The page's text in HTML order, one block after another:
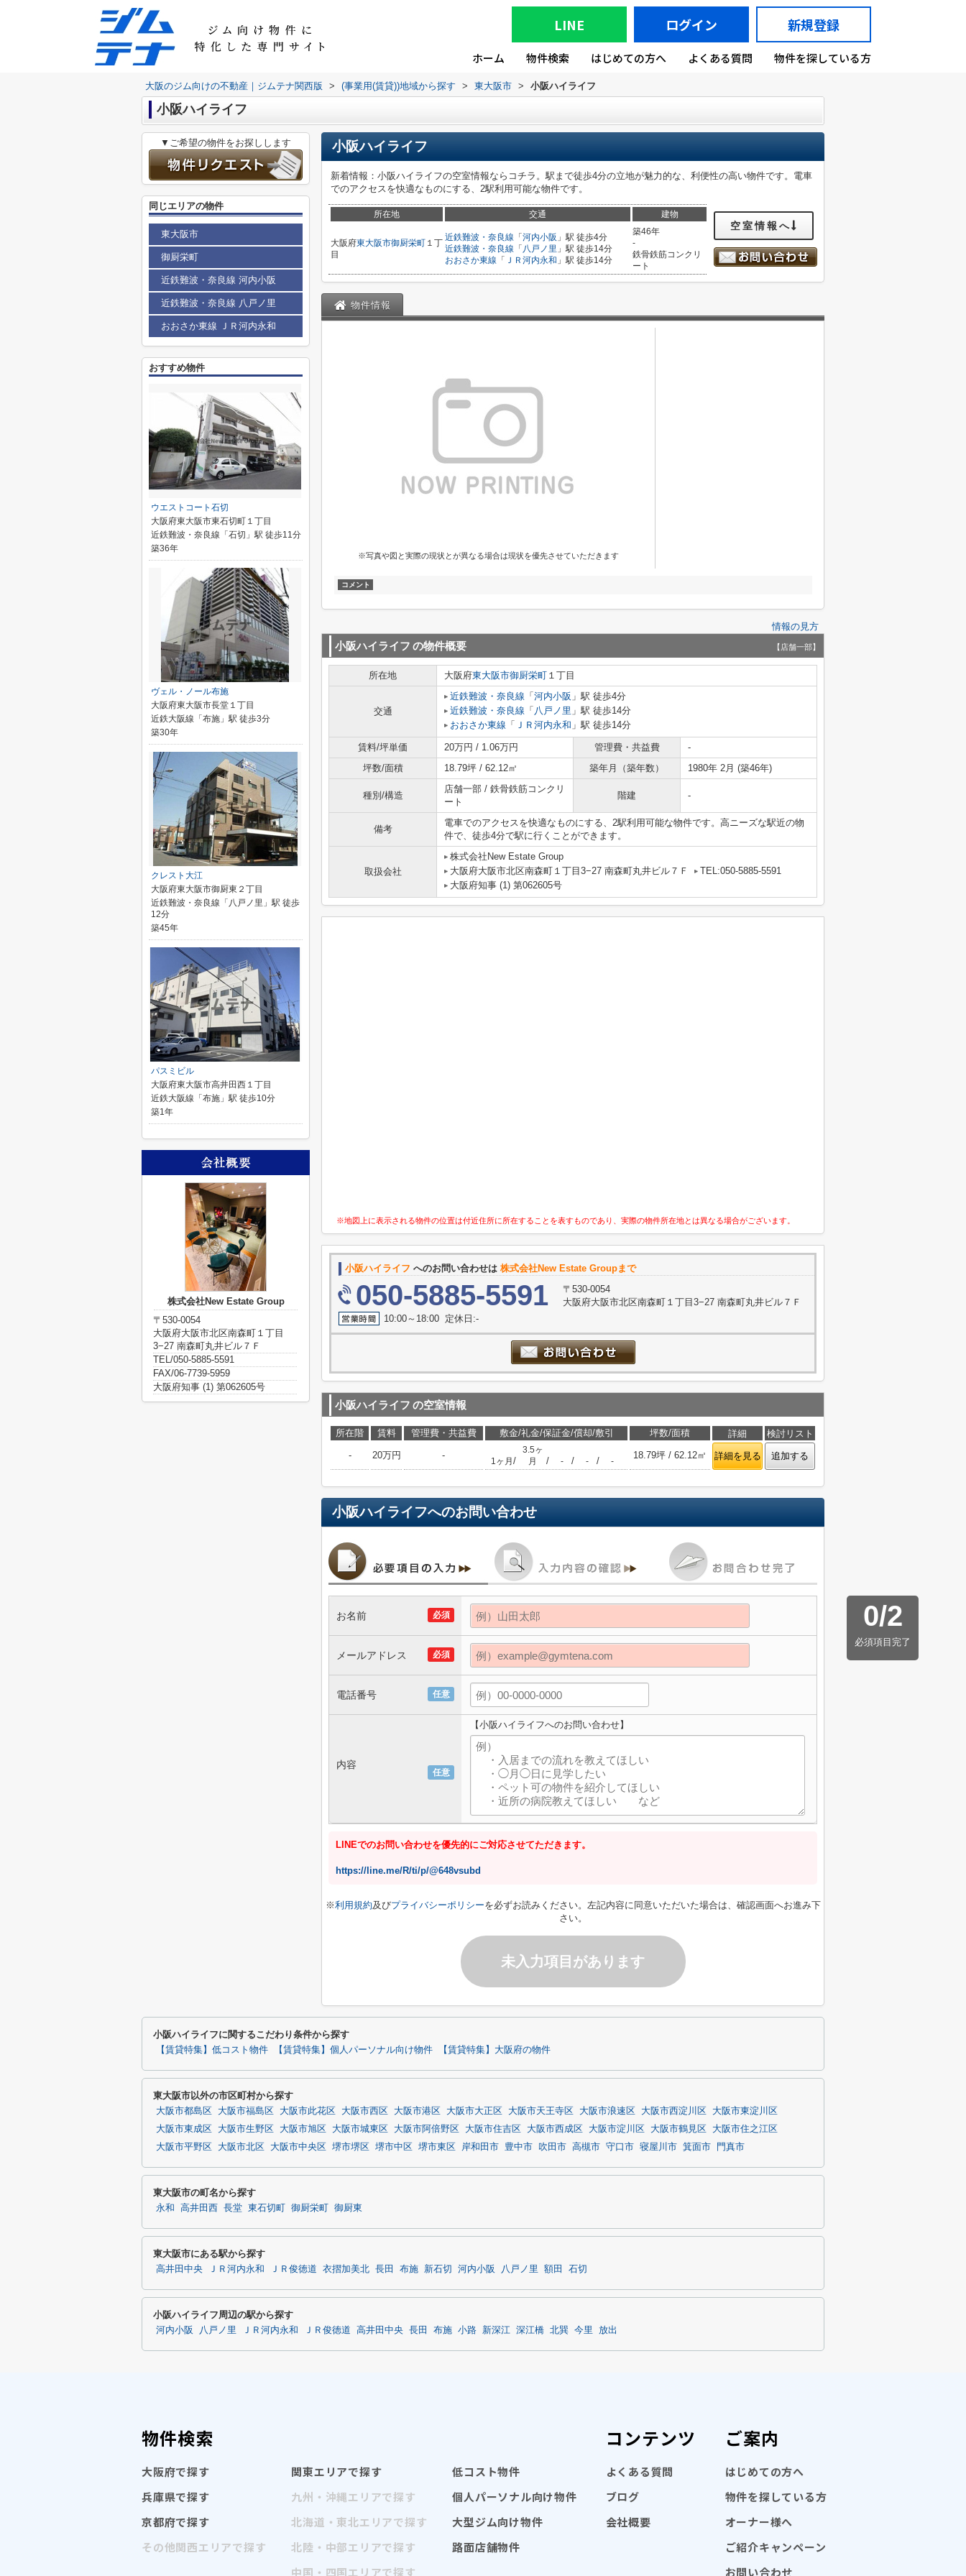
LINE ログイン 新規登録
ホーム 物件検索 はじめての方へ よくある質問 物件を探している方
大阪のジム向けの不動産｜ジムテナ関西版 > (事業用(賃貸))地域から探す > 東大阪市 > 小阪ハイライフ
小阪ハイライフ
小阪ハイライフ
新着情報：小阪ハイライフの空室情報ならコチラ。駅まで徒歩4分の立地が魅力的な、利便性の高い物件です。電車
でのアクセスを快適なものにする、2駅利用可能な物件です。
所在地 交通 建物
大阪府東大阪市御厨栄町 １丁
目
近鉄難波・奈良線 「 河内小阪 」駅 徒歩4分
近鉄難波・奈良線 「 八戸ノ里 」駅 徒歩14分
おおさか東線 「 ＪＲ河内永和 」駅 徒歩14分
築46年
-
鉄骨鉄筋コンクリ
ート
空室情報へ
物件情報
※写真や図と実際の現状とが異なる場合は現状を優先させていただきます
コメント
情報の見方
小阪ハイライフ の物件概要 【店舗一部】
所在地 大阪府東大阪市御厨栄町 １丁目
交通
近鉄難波・奈良線 「 河内小阪 」駅 徒歩4分
近鉄難波・奈良線 「 八戸ノ里 」駅 徒歩14分
おおさか東線 「 ＪＲ河内永和 」駅 徒歩14分
賃料/坪単価 20万円 / 1.06万円 管理費・共益費
-
坪数/面積
18.79坪 / 62.12㎡ 築年月（築年数） 1980年 2月 (築46年)
種別/構造
店舗一部 / 鉄骨鉄筋コンクリ
ート
階建 -
備考
電車でのアクセスを快適なものにする、2駅利用可能な物件です。高ニーズな駅近の物
件で、徒歩4分で駅に行くことができます。
取扱会社
株式会社New Estate Group
大阪府大阪市北区南森町１丁目3−27 南森町丸井ビル７Ｆ
TEL:050-5885-5591
大阪府知事 (1) 第062605号
※地図上に表示される物件の位置は付近住所に所在することを表すものであり、実際の物件所在地とは異なる場合がございます。
小阪ハイライフ へのお問い合わせは 株式会社New Estate Groupまで
050-5885-5591
〒530-0054
大阪府大阪市北区南森町１丁目3−27 南森町丸井ビル７Ｆ
10:00～18:00 定休日:-
小阪ハイライフ の空室情報
所在階 賃料 管理費・共益費 敷金/礼金/保証金/償却/敷引 坪数/面積 詳細
検討リスト
-
20万円 -
1ヶ月 /
3.5ヶ
月
/ - / - / -
18.79坪 / 62.12㎡ 詳細を見る 追加する
小阪ハイライフへのお問い合わせ
0/2
必須項目完了
必須
お名前
必須
メールアドレス
任意
電話番号
任意
内容
【小阪ハイライフへのお問い合わせ】
LINEでのお問い合わせを優先的にご対応させてただきます。
https://line.me/R/ti/p/@648vsubd
※利用規約及びプライバシーポリシーを必ずお読みください。左記内容に同意いただいた場合は、確認画面へお進み下
さい。
未入力項目があります
▼ご希望の物件をお探しします
同じエリアの物件
東大阪市
御厨栄町
近鉄難波・奈良線 河内小阪
近鉄難波・奈良線 八戸ノ里
おおさか東線 ＪＲ河内永和
おすすめ物件
ウエストコート石切
大阪府東大阪市東石切町１丁目
近鉄難波・奈良線「石切」駅 徒歩11分
築36年
ヴェル・ノール布施
大阪府東大阪市長堂１丁目
近鉄大阪線「布施」駅 徒歩3分
築30年
クレスト大江
大阪府東大阪市御厨東２丁目
近鉄難波・奈良線「八戸ノ里」駅 徒歩
12分
築45年
パスミビル
大阪府東大阪市高井田西１丁目
近鉄大阪線「布施」駅 徒歩10分
築1年
株式会社New Estate Group
〒530-0054
大阪府大阪市北区南森町１丁目
3−27 南森町丸井ビル７Ｆ
TEL/050-5885-5591
FAX/06-7739-5959
大阪府知事 (1) 第062605号
小阪ハイライフに関するこだわり条件から探す
【賃貸特集】低コスト物件 【賃貸特集】個人パーソナル向け物件 【賃貸特集】大阪府の物件
東大阪市以外の市区町村から探す
大阪市都島区 大阪市福島区 大阪市此花区 大阪市西区 大阪市港区 大阪市大正区 大阪市天王寺区 大阪市浪速区 大阪市西淀川区
大阪市東淀川区
大阪市東成区
大阪市生野区 大阪市旭区 大阪市城東区 大阪市阿倍野区 大阪市住吉区 大阪市西成区 大阪市淀川区 大阪市鶴見区
大阪市住之江区
大阪市平野区
大阪市北区 大阪市中央区 堺市堺区 堺市中区 堺市東区 岸和田市 豊中市 吹田市 高槻市 守口市 寝屋川市 箕面市 門真市
東大阪市の町名から探す
永和 高井田西 長堂 東石切町 御厨栄町 御厨東
東大阪市にある駅から探す
高井田中央 ＪＲ河内永和 ＪＲ俊徳道 衣摺加美北 長田 布施 新石切 河内小阪 八戸ノ里 額田 石切
小阪ハイライフ周辺の駅から探す
河内小阪 八戸ノ里 ＪＲ河内永和 ＪＲ俊徳道 高井田中央 長田 布施 小路 新深江 深江橋 北巽 今里 放出
物件検索
大阪府で探す
兵庫県で探す
京都府で探す
その他関西エリアで探す
関東エリアで探す
九州・沖縄エリアで探す
北海道・東北エリアで探す
北陸・中部エリアで探す
中国・四国エリアで探す
低コスト物件
個人パーソナル向け物件
大型ジム向け物件
路面店舗物件
コンテンツ
よくある質問
ブログ
会社概要
ご案内
はじめての方へ
物件を探している方
オーナー様へ
ご紹介キャンペーン
お問い合わせ